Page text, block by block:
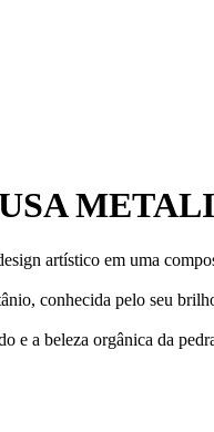
artístico em uma
conhecida pelo seu
a beleza orgânica da